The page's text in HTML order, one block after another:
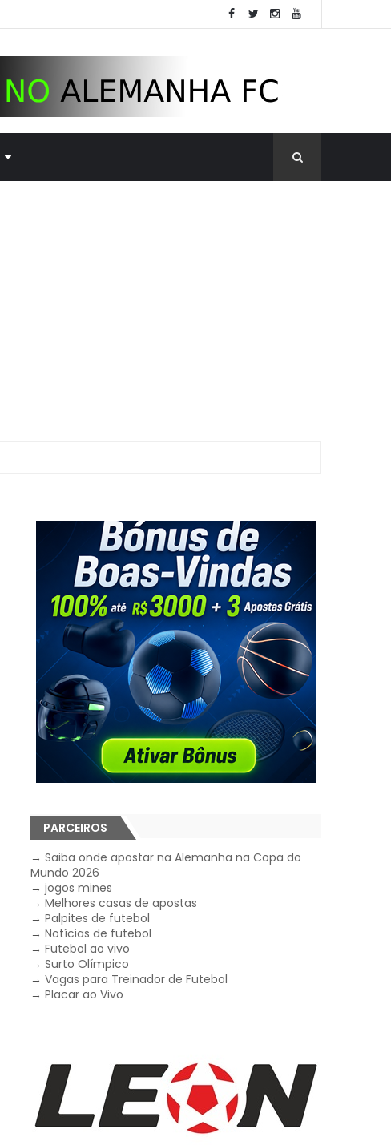
PARCEIROS
→Saiba onde apostar na Alemanha na Copa do
Mundo 2026
→jogos mines
→Melhores casas de apostas
→Palpites de futebol
→Notícias de futebol
→Futebol ao vivo
→Surto Olímpico
→Vagas para Treinador de Futebol
→Placar ao Vivo